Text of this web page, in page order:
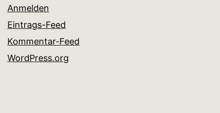
Anmelden
Eintrags-Feed
Kommentar-Feed
WordPress.org